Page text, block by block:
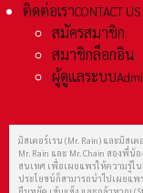
ติดต่อเราCONTACT US
สมัครสมาชิก
สมาชิกล็อกอิน
ผู้ดูแลระบบ
มิสเตอร์เรน (Mr. Rain) และมิสเต
Mr. Rain และ Mr. Chain สองพี่
สนเทศ เพื่อเผยแพร่ให้ความรู้ใน
ประโยชน์ก็สามารถนำไปเผยแ